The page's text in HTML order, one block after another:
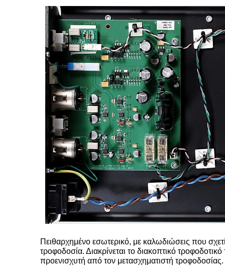
Πειθαρχημένο εσωτερικό, με καλωδιώσεις που
τροφοδοσία. Διακρίνεται το διακοπτικό
προενισχυτή από τον μετασχηματιστή τροφοδοσίας.